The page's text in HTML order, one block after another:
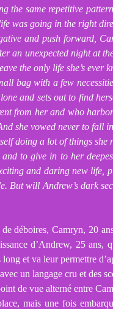
the same repetitive
was going in the right
and push forward,
an unexpected night at
the only life she’s ever
bag with a few
and sets out to find
from her and who
she vowed never to fall
doing a lot of things she
to give in to her
and daring new life,
But will Andrew’s dark
déboires, Camryn, 20
d’Andrew, 25
et va leur permettre
un langage cru et des
de vue alterné entre
mais une fois